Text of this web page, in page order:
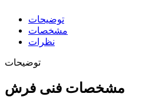
توضیحات
مشخصات
نظرات
توضیحات
مشخصات فنی فرش